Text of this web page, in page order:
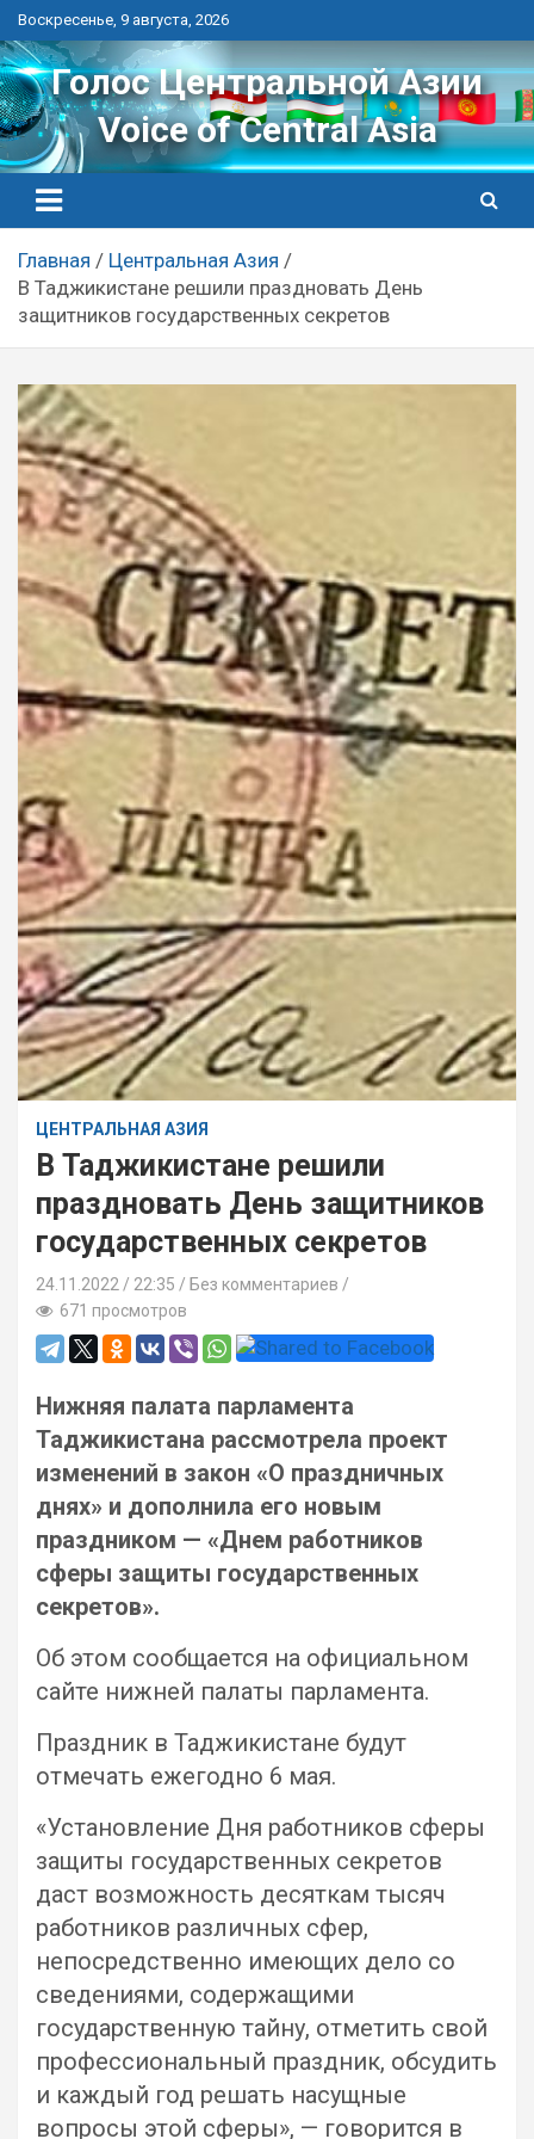
Перейти
к
контенту
Воскресенье, 9 августа, 2026
Голос Центральной Азии
Voice of Central Asia
Главная
Центральная Азия
В Таджикистане решили праздновать День
защитников государственных секретов
ЦЕНТРАЛЬНАЯ АЗИЯ
В Таджикистане решили
праздновать День защитников
государственных секретов
24.11.2022 22:35 / Без комментариев
671 просмотров
Нижняя палата парламента
Таджикистана рассмотрела проект
изменений в закон «О праздничных
днях» и дополнила его новым
праздником — «Днем работников
сферы защиты государственных
секретов».
Об этом сообщается на официальном
сайте нижней палаты парламента.
Праздник в Таджикистане будут
отмечать ежегодно 6 мая.
«Установление Дня работников сферы
защиты государственных секретов
даст возможность десяткам тысяч
работников различных сфер,
непосредственно имеющих дело со
сведениями, содержащими
государственную тайну, отметить свой
профессиональный праздник, обсудить
и каждый год решать насущные
вопросы этой сферы», — говорится в